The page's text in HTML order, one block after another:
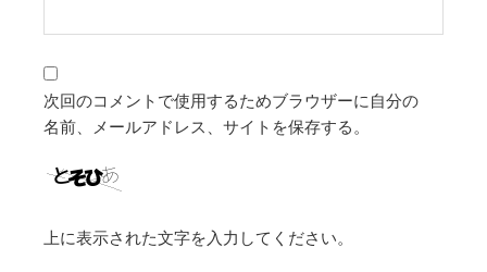
次回のコメントで使用するためブラウザーに自分の
名前、メールアドレス、サイトを保存する。
上に表示された文字を入力してください。